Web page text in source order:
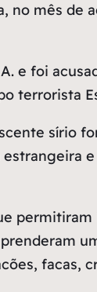
mês de
e foi
terrorista
sírio
facas,